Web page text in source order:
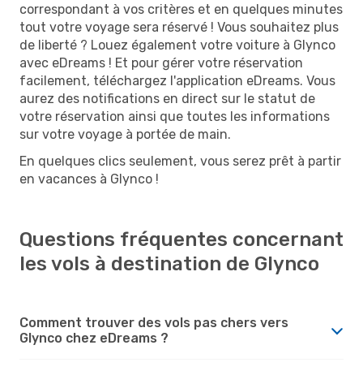
correspondant à vos critères et en quelques minutes
tout votre voyage sera réservé ! Vous souhaitez plus
de liberté ? Louez également votre voiture à Glynco
avec eDreams ! Et pour gérer votre réservation
facilement, téléchargez l'application eDreams. Vous
aurez des notifications en direct sur le statut de
votre réservation ainsi que toutes les informations
sur votre voyage à portée de main.
En quelques clics seulement, vous serez prêt à partir
en vacances à Glynco !
Questions fréquentes concernant
les vols à destination de Glynco
Comment trouver des vols pas chers vers
Glynco chez eDreams ?